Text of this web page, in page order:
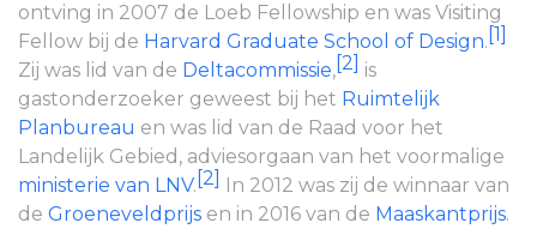
ontving in 2007 de Loeb Fellowship en was Visiting
Fellow bij de Harvard Graduate School of Design. [1]
Zij was lid van de Deltacommissie,[2] is
gastonderzoeker geweest bij het Ruimtelijk
Planbureau en was lid van de Raad voor het
Landelijk Gebied, adviesorgaan van het voormalige
ministerie van LNV. [2] In 2012 was zij de winnaar van
de Groeneveldprijs en in 2016 van de Maaskantprijs.